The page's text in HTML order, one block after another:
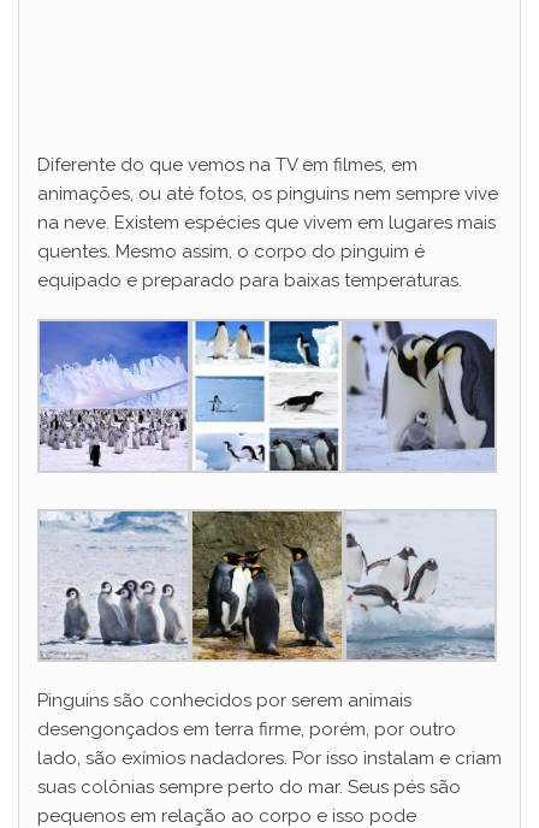
Diferente do que vemos na TV em filmes, em
animações, ou até fotos, os pinguins nem sempre vive
na neve. Existem espécies que vivem em lugares mais
quentes. Mesmo assim, o corpo do pinguim é
equipado e preparado para baixas temperaturas.
Pinguins são conhecidos por serem animais
desengonçados em terra firme, porém, por outro
lado, são exímios nadadores. Por isso instalam e criam
suas colônias sempre perto do mar. Seus pés são
pequenos em relação ao corpo e isso pode